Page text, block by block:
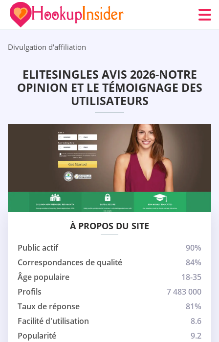
Divulgation d'affiliation
ELITESINGLES AVIS 2026-NOTRE
OPINION ET LE TÉMOIGNAGE DES
UTILISATEURS
À PROPOS DU SITE
Public actif
90%
Correspondances de qualité
84%
Âge populaire
18-35
Profils
7 483 000
Taux de réponse
81%
Facilité d'utilisation
8.6
Popularité
9.2